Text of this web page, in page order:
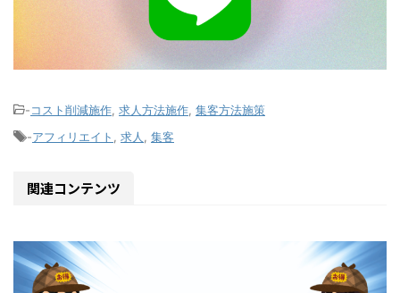
-コスト削減施作 求人方法施作 集客方法施策
-アフィリエイト 求人 集客
関連コンテンツ